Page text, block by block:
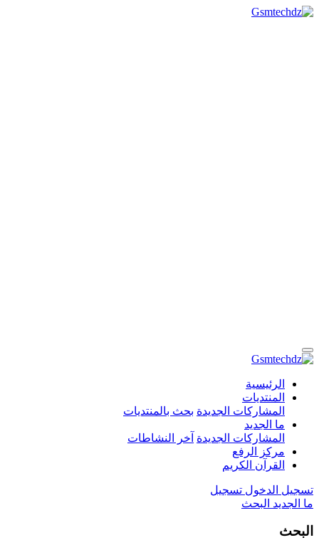
الرئيسية
المنتديات
المشاركات الجديدة بحث بالمنتديات
ما الجديد
المشاركات الجديدة آخر النشاطات
مركز الرفع
القرآن الكريم
تسجيل الدخول تسجيل
ما الجديد البحث
البحث